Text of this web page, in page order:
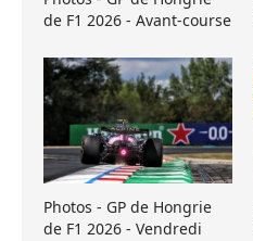
de F1 2026 - Avant-course
Photos - GP de Hongrie
de F1 2026 - Vendredi